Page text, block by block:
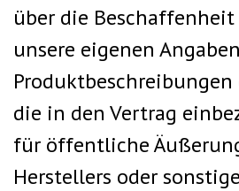
über die Beschaffenheit
unsere eigenen
Produktbeschreibungen
die in den Vertrag
für öffentliche
Herstellers oder sonstige